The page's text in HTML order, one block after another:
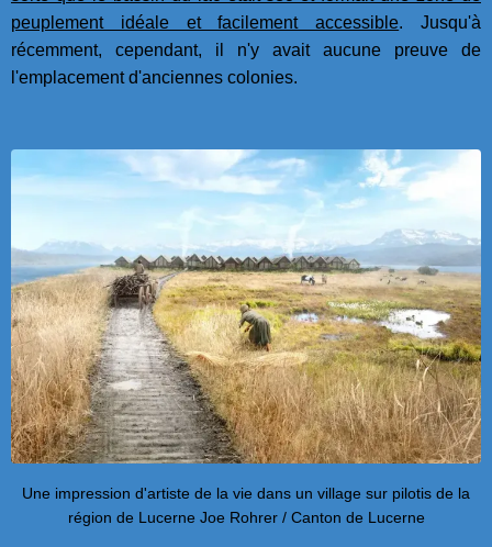
peuplement idéale et facilement accessible. Jusqu'à
récemment, cependant, il n'y avait aucune preuve de
l'emplacement d'anciennes colonies.
Une impression d'artiste de la vie dans un village sur pilotis de la
région de Lucerne Joe Rohrer / Canton de Lucerne